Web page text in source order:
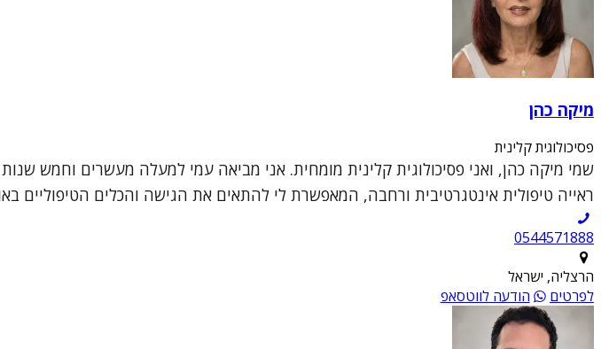
מיקה כהן
פסיכולוגית קלינית
שמי מיקה כהן, ואני פסיכולוגית קלינית מומחית. אני מביאה עמי למעלה מעשרים וחמש
ראייה טיפולית אינטגרטיבית ורחבה, המאפשרת לי להתאים את הגישה והכלים הטיפוליים
0544571888
הרצליה, ישראל
לפרטים
הודעה לווטסאפ